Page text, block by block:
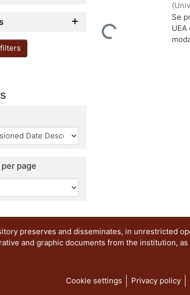
page
Loading...
(
Se
preserves and disseminates, in unrestricted
and graphic documents from the institution,
Cookie settings Privacy policy